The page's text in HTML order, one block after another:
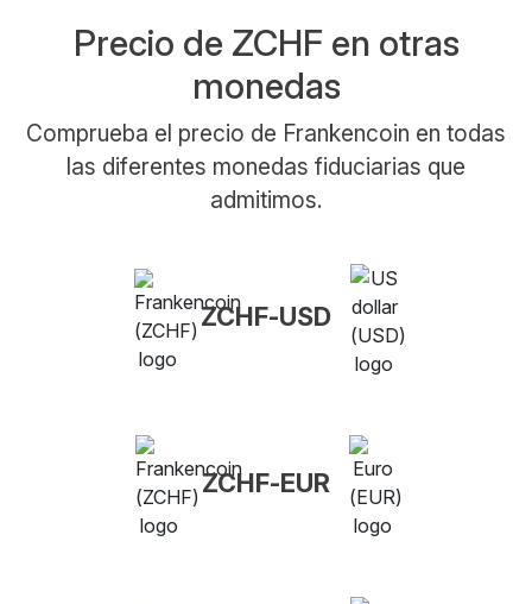
Precio de ZCHF en otras
monedas
Comprueba el precio de Frankencoin en todas
las diferentes monedas fiduciarias que
admitimos.
ZCHF-USD
ZCHF-EUR